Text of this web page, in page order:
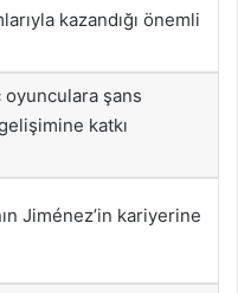
kazandığı önemli
oyunculara şans
katkı
Jiménez’in kariyerine